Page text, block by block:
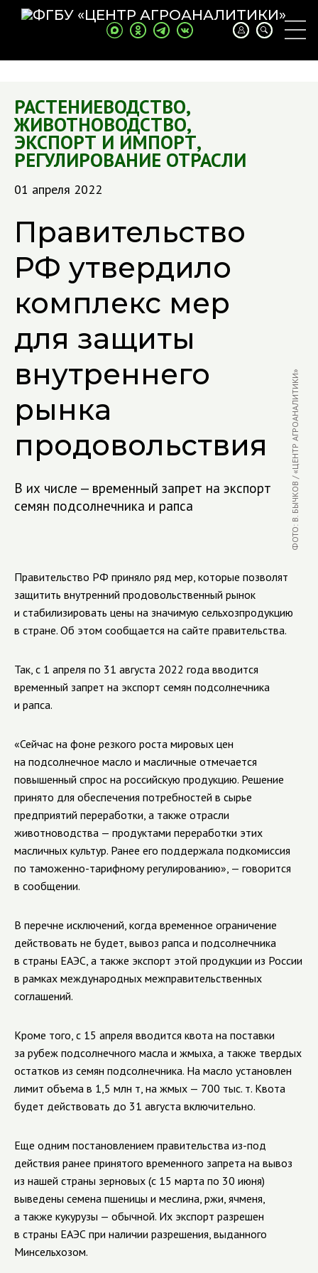
РАСТЕНИЕВОДСТВО,
ЖИВОТНОВОДСТВО,
ЭКСПОРТ И ИМПОРТ,
РЕГУЛИРОВАНИЕ ОТРАСЛИ
01 апреля 2022
Правительство
РФ утвердило
комплекс мер
для защиты
внутреннего
рынка
продовольствия
В их числе — временный запрет на экспорт
семян подсолнечника и рапса
ФОТО: В. БЫЧКОВ / «ЦЕНТР АГРОАНАЛИТИКИ»
Правительство РФ приняло ряд мер, которые позволят
защитить внутренний продовольственный рынок
и стабилизировать цены на значимую сельхозпродукцию
в стране. Об этом сообщается на сайте правительства.
Так, с 1 апреля по 31 августа 2022 года вводится
временный запрет на экспорт семян подсолнечника
и рапса.
«Сейчас на фоне резкого роста мировых цен
на подсолнечное масло и масличные отмечается
повышенный спрос на российскую продукцию. Решение
принято для обеспечения потребностей в сырье
предприятий переработки, а также отрасли
животноводства — продуктами переработки этих
масличных культур. Ранее его поддержала подкомиссия
по таможенно-тарифному регулированию», — говорится
в сообщении.
В перечне исключений, когда временное ограничение
действовать не будет, вывоз рапса и подсолнечника
в страны ЕАЭС, а также экспорт этой продукции из России
в рамках международных межправительственных
соглашений.
Кроме того, с 15 апреля вводится квота на поставки
за рубеж подсолнечного масла и жмыха, а также твердых
остатков из семян подсолнечника. На масло установлен
лимит объема в 1,5 млн т, на жмых — 700 тыс. т. Квота
будет действовать до 31 августа включительно.
Еще одним постановлением правительства из-под
действия ранее принятого временного запрета на вывоз
из нашей страны зерновых (с 15 марта по 30 июня)
выведены семена пшеницы и меслина, ржи, ячменя,
а также кукурузы — обычной. Их экспорт разрешен
в страны ЕАЭС при наличии разрешения, выданного
Минсельхозом.